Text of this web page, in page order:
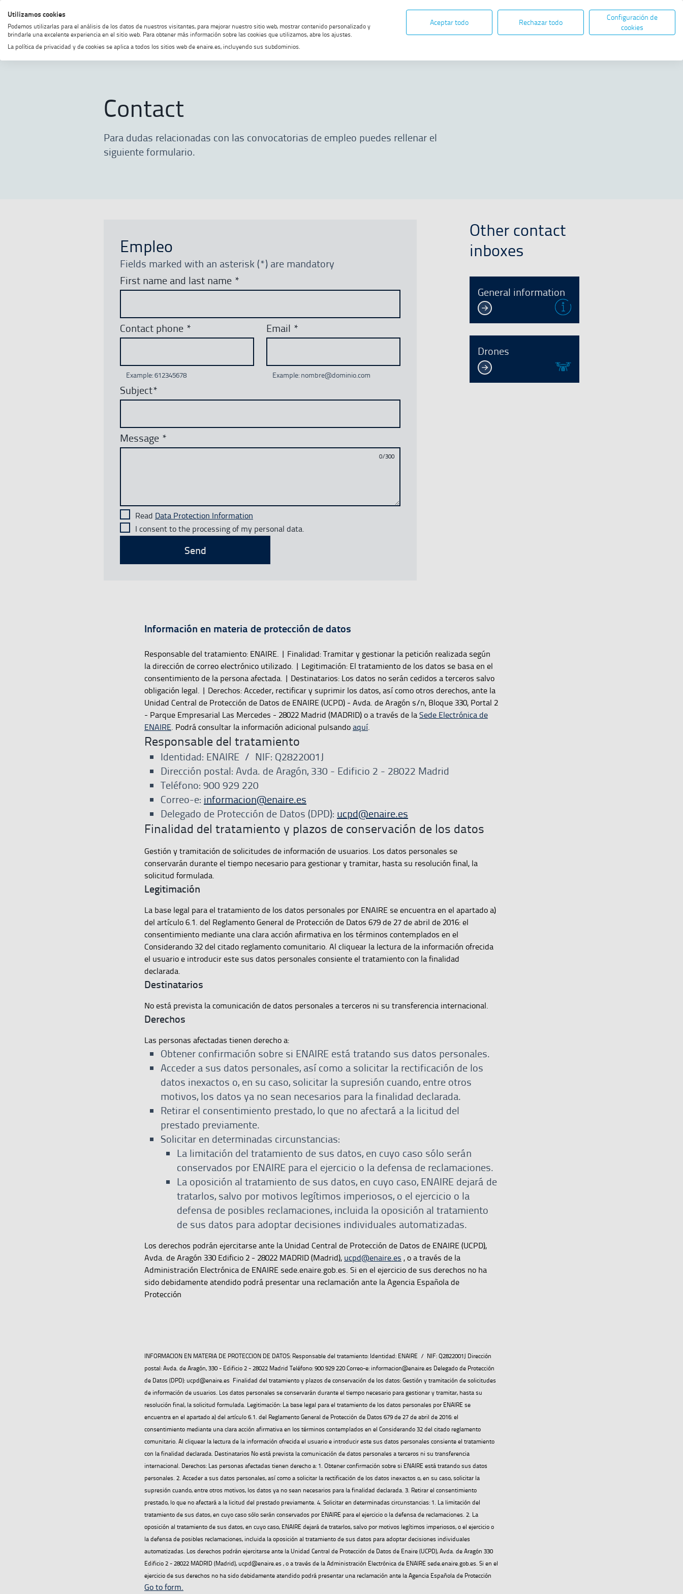
Skip
to
menu
Skip
to
content
Skip
to
footer
Enable
high
contrast
MENU ESEN ELECTRONIC ADMINISTRATION
Open in new window
Home
Contact
Para dudas relacionadas con las convocatorias de empleo puedes rellenar el
siguiente formulario.
Empleo
Fields marked with an asterisk (*) are mandatory
First name and last name *
Contact phone *
Example: 612345678
Email *
Example: nombre@dominio.com
Subject*
Message *
0/300
Read Data Protection Information
I consent to the processing of my personal data.
Send
Other contact
inboxes
General information
Drones
Información en materia de protección de datos
Responsable del tratamiento: ENAIRE. | Finalidad: Tramitar y gestionar la petición realizada según
la dirección de correo electrónico utilizado. | Legitimación: El tratamiento de los datos se basa en el
consentimiento de la persona afectada. | Destinatarios: Los datos no serán cedidos a terceros salvo
obligación legal. | Derechos: Acceder, rectificar y suprimir los datos, así como otros derechos, ante la
Unidad Central de Protección de Datos de ENAIRE (UCPD) - Avda. de Aragón s/n, Bloque 330, Portal 2
- Parque Empresarial Las Mercedes - 28022 Madrid (MADRID) o a través de laSede Electrónica de
ENAIRE. Podrá consultar la información adicional pulsandoaquí.
Responsable del tratamiento
Identidad: ENAIRE / NIF: Q2822001J
Dirección postal: Avda. de Aragón, 330 - Edificio 2 - 28022 Madrid
Teléfono: 900 929 220
Correo-e: informacion@enaire.es
Delegado de Protección de Datos (DPD): ucpd@enaire.es
Finalidad del tratamiento y plazos de conservación de los datos
Gestión y tramitación de solicitudes de información de usuarios. Los datos personales se
conservarán durante el tiempo necesario para gestionar y tramitar, hasta su resolución final, la
solicitud formulada.
Legitimación
La base legal para el tratamiento de los datos personales por ENAIRE se encuentra en el apartado a)
del artículo 6.1. del Reglamento General de Protección de Datos 679 de 27 de abril de 2016: el
consentimiento mediante una clara acción afirmativa en los términos contemplados en el
Considerando 32 del citado reglamento comunitario. Al cliquear la lectura de la información ofrecida
el usuario e introducir este sus datos personales consiente el tratamiento con la finalidad
declarada.
Destinatarios
No está prevista la comunicación de datos personales a terceros ni su transferencia internacional.
Derechos
Las personas afectadas tienen derecho a:
Obtener confirmación sobre si ENAIRE está tratando sus datos personales.
Acceder a sus datos personales, así como a solicitar la rectificación de los
datos inexactos o, en su caso, solicitar la supresión cuando, entre otros
motivos, los datos ya no sean necesarios para la finalidad declarada.
Retirar el consentimiento prestado, lo que no afectará a la licitud del
prestado previamente.
Solicitar en determinadas circunstancias:
La limitación del tratamiento de sus datos, en cuyo caso sólo serán
conservados por ENAIRE para el ejercicio o la defensa de reclamaciones.
La oposición al tratamiento de sus datos, en cuyo caso, ENAIRE dejará de
tratarlos, salvo por motivos legítimos imperiosos, o el ejercicio o la
defensa de posibles reclamaciones, incluida la oposición al tratamiento
de sus datos para adoptar decisiones individuales automatizadas.
Los derechos podrán ejercitarse ante la Unidad Central de Protección de Datos de ENAIRE (UCPD),
Avda. de Aragón 330 Edificio 2 - 28022 MADRID (Madrid), ucpd@enaire.es , o a través de la
Administración Electrónica de ENAIRE sede.enaire.gob.es. Si en el ejercicio de sus derechos no ha
sido debidamente atendido podrá presentar una reclamación ante la Agencia Española de
Protección
INFORMACION EN MATERIA DE PROTECCION DE DATOS: Responsable del tratamiento: Identidad: ENAIRE / NIF: Q2822001J Dirección
postal: Avda. de Aragón, 330 - Edificio 2 - 28022 Madrid Teléfono: 900 929 220 Correo-e: informacion@enaire.es Delegado de Protección
de Datos (DPD): ucpd@enaire.es Finalidad del tratamiento y plazos de conservación de los datos: Gestión y tramitación de solicitudes
de información de usuarios. Los datos personales se conservarán durante el tiempo necesario para gestionar y tramitar, hasta su
resolución final, la solicitud formulada. Legitimación: La base legal para el tratamiento de los datos personales por ENAIRE se
encuentra en el apartado a) del artículo 6.1. del Reglamento General de Protección de Datos 679 de 27 de abril de 2016: el
consentimiento mediante una clara acción afirmativa en los términos contemplados en el Considerando 32 del citado reglamento
comunitario. Al cliquear la lectura de la información ofrecida el usuario e introducir este sus datos personales consiente el tratamiento
con la finalidad declarada. Destinatarios No está prevista la comunicación de datos personales a terceros ni su transferencia
internacional. Derechos: Las personas afectadas tienen derecho a: 1. Obtener confirmación sobre si ENAIRE está tratando sus datos
personales. 2. Acceder a sus datos personales, así como a solicitar la rectificación de los datos inexactos o, en su caso, solicitar la
supresión cuando, entre otros motivos, los datos ya no sean necesarios para la finalidad declarada. 3. Retirar el consentimiento
prestado, lo que no afectará a la licitud del prestado previamente. 4. Solicitar en determinadas circunstancias: 1. La limitación del
tratamiento de sus datos, en cuyo caso sólo serán conservados por ENAIRE para el ejercicio o la defensa de reclamaciones. 2. La
oposición al tratamiento de sus datos, en cuyo caso, ENAIRE dejará de tratarlos, salvo por motivos legítimos imperiosos, o el ejercicio o
la defensa de posibles reclamaciones, incluida la oposición al tratamiento de sus datos para adoptar decisiones individuales
automatizadas. Los derechos podrán ejercitarse ante la Unidad Central de Protección de Datos de Enaire (UCPD), Avda. de Aragón 330
Edificio 2 - 28022 MADRID (Madrid), ucpd@enaire.es , o a través de la Administración Electrónica de ENAIRE sede.enaire.gob.es. Si en el
ejercicio de sus derechos no ha sido debidamente atendido podrá presentar una reclamación ante la Agencia Española de Protección
Go to form.
Utilizamos cookies
Podemos utilizarlas para el análisis de los datos de nuestros visitantes, para mejorar nuestro sitio web, mostrar contenido personalizado y
brindarle una excelente experiencia en el sitio web. Para obtener más información sobre las cookies que utilizamos, abre los ajustes.
La política de privacidad y de cookies se aplica a todos los sitios web de enaire.es, incluyendo sus subdominios.
Aceptar todo Rechazar todo
Configuración de
cookies